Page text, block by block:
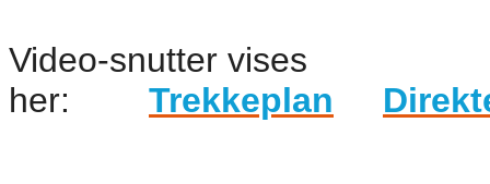
Video-snutter vises
her: Trekkeplan